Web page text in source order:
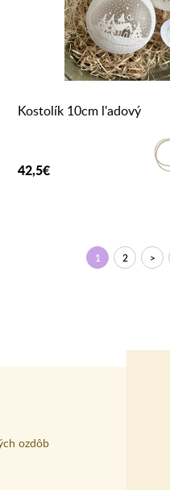
Kostolík 10cm l'adový
42,5€
1 2 >
ozdôb